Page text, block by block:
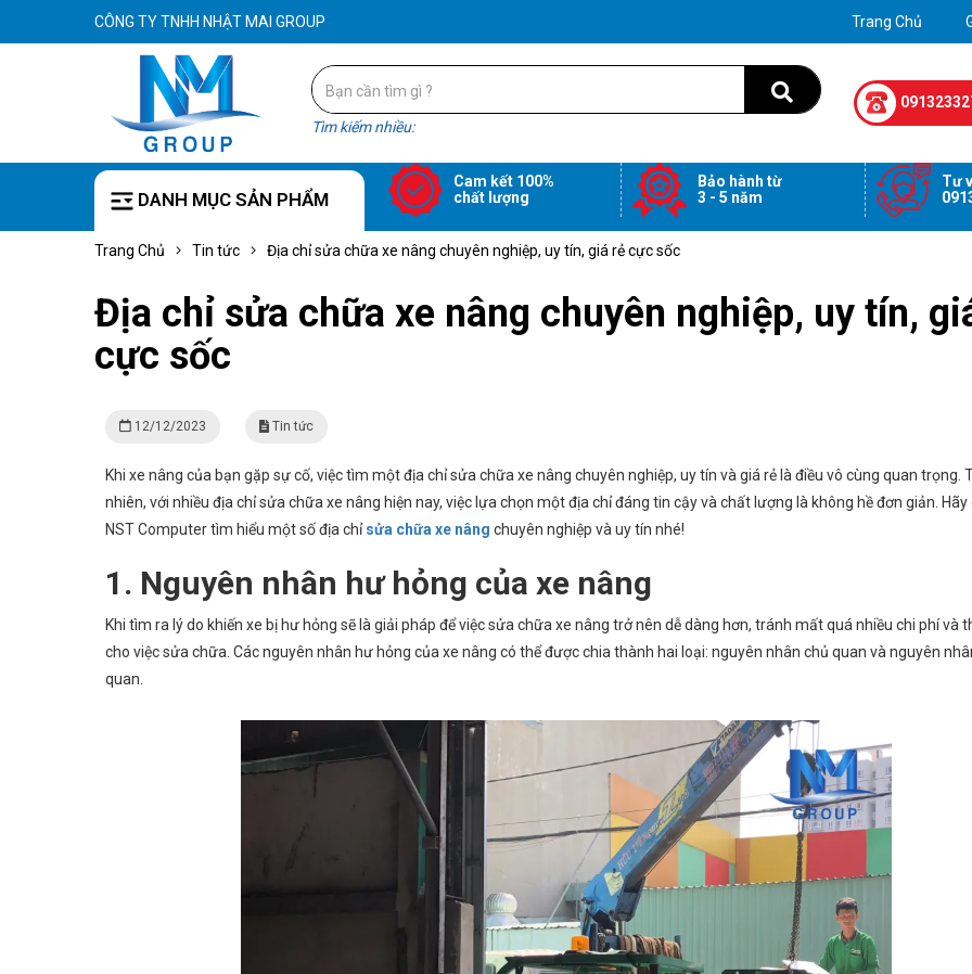
CÔNG TY TNHH NHẬT MAI GROUP Trang Chủ
Tìm kiếm nhiều:
DANH MỤC SẢN PHẨM
Cam kết 100%
chất lượng
Bảo hành từ
3 - 5 năm
Tư
Trang Chủ Tin tức Địa chỉ sửa chữa xe nâng chuyên nghiệp, uy tín, giá rẻ cực sốc
Địa chỉ sửa chữa xe nâng chuyên nghiệp, uy tín,
cực sốc
12/12/2023 Tin tức
Khi xe nâng của bạn gặp sự cố, việc tìm một địa chỉ sửa chữa xe nâng chuyên nghiệp, uy tín và giá rẻ là điều vô cùng quan trọng.
nhiên, với nhiều địa chỉ sửa chữa xe nâng hiện nay, việc lựa chọn một địa chỉ đáng tin cậy và chất lượng là không hề đơn giản. Hãy
NST Computer tìm hiểu một số địa chỉsửa chữa xe nâng chuyên nghiệp và uy tín nhé!
1. Nguyên nhân hư hỏng của xe nâng
Khi tìm ra lý do khiến xe bị hư hỏng sẽ là giải pháp để việc sửa chữa xe nâng trở nên dễ dàng hơn, tránh mất quá nhiều chi phí và
cho việc sửa chữa. Các nguyên nhân hư hỏng của xe nâng có thể được chia thành hai loại: nguyên nhân chủ quan và nguyên
quan.